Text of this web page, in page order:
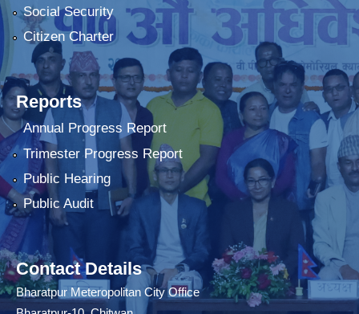
Social Security
Citizen Charter
Reports
Annual Progress Report
Trimester Progress Report
Public Hearing
Public Audit
Contact Details
Bharatpur Meteropolitan City Office